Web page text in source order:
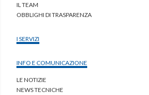
IL TEAM
OBBLIGHI DI TRASPARENZA
I SERVIZI
INFO E COMUNICAZIONE
LE NOTIZIE
NEWS TECNICHE